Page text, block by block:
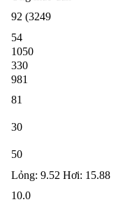
92 (3249
54
1050
330
981
81
30
50
Lỏng: 9.52 Hơi: 15.88
10.0